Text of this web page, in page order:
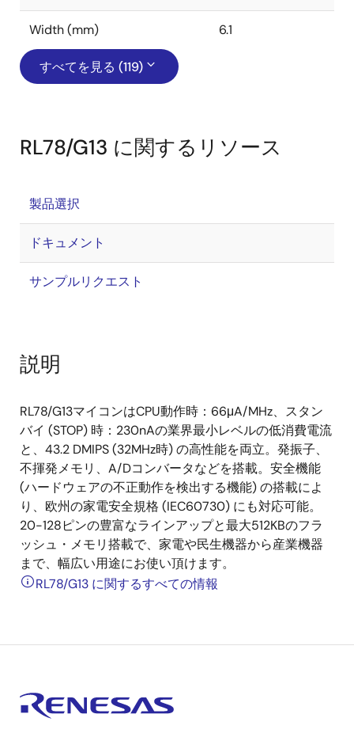
Width (mm) 6.1
すべてを見る (119)
RL78/G13 に関するリソース
製品選択
ドキュメント
サンプルリクエスト
説明
RL78/G13マイコンはCPU動作時：66μA/MHz、スタン
バイ (STOP) 時：230nAの業界最小レベルの低消費電流
と、43.2 DMIPS (32MHz時) の高性能を両立。発振子、
不揮発メモリ、A/Dコンバータなどを搭載。安全機能
(ハードウェアの不正動作を検出する機能) の搭載によ
り、欧州の家電安全規格 (IEC60730) にも対応可能。
20-128ピンの豊富なラインアップと最大512KBのフラ
ッシュ・メモリ搭載で、家電や民生機器から産業機器
まで、幅広い用途にお使い頂けます。
RL78/G13 に関するすべての情報